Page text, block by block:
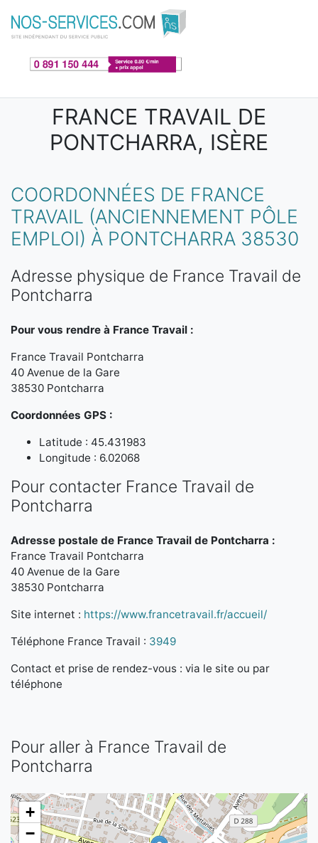
Aller au contenu principal
FRANCE TRAVAIL DE
PONTCHARRA, ISÈRE
COORDONNÉES DE FRANCE
TRAVAIL (ANCIENNEMENT PÔLE
EMPLOI) À PONTCHARRA 38530
Adresse physique de France Travail de
Pontcharra
Pour vous rendre à France Travail :
France Travail Pontcharra
40 Avenue de la Gare
38530 Pontcharra
Coordonnées GPS :
Latitude : 45.431983
Longitude : 6.02068
Pour contacter France Travail de
Pontcharra
Adresse postale de France Travail de Pontcharra :
France Travail Pontcharra
40 Avenue de la Gare
38530 Pontcharra
Site internet : https://www.francetravail.fr/accueil/
Téléphone France Travail : 3949
Contact et prise de rendez-vous : via le site ou par
téléphone
Pour aller à France Travail de
Pontcharra
+
−